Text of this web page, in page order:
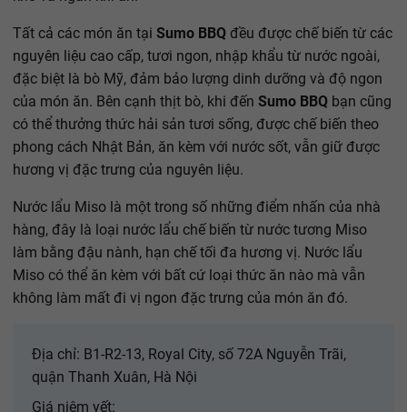
Tất cả các món ăn tại Sumo BBQ đều được chế biến từ các
nguyên liệu cao cấp, tươi ngon, nhập khẩu từ nước ngoài,
đặc biệt là bò Mỹ, đảm bảo lượng dinh dưỡng và độ ngon
của món ăn. Bên cạnh thịt bò, khi đến Sumo BBQ bạn cũng
có thể thưởng thức hải sản tươi sống, được chế biến theo
phong cách Nhật Bản, ăn kèm với nước sốt, vẫn giữ được
hương vị đặc trưng của nguyên liệu.
Nước lẩu Miso là một trong số những điểm nhấn của nhà
hàng, đây là loại nước lẩu chế biến từ nước tương Miso
làm bằng đậu nành, hạn chế tối đa hương vị. Nước lẩu
Miso có thể ăn kèm với bất cứ loại thức ăn nào mà vẫn
không làm mất đi vị ngon đặc trưng của món ăn đó.
Địa chỉ: B1-R2-13, Royal City, số 72A Nguyễn Trãi,
quận Thanh Xuân, Hà Nội
Giá niêm yết: